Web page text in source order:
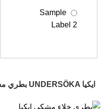
Sample
Label 2
بطري مشکی/نقره ای UNDERSÖKA ايكيا